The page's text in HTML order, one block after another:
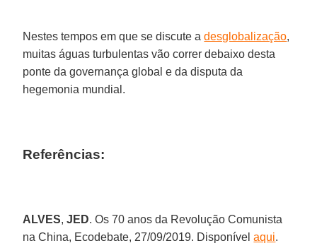
Nestes tempos em que se discute adesglobalização,
muitas águas turbulentas vão correr debaixo desta
ponte da governança global e da disputa da
hegemonia mundial.
Referências:
ALVES,JED. Os 70 anos da Revolução Comunista
na China, Ecodebate, 27/09/2019. Disponívelaqui.